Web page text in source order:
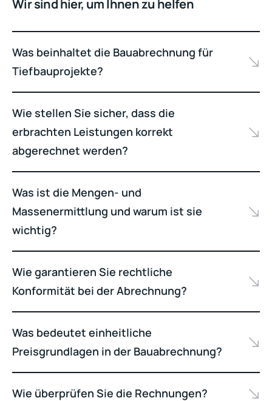
Wir sind hier, um Ihnen zu helfen
Was beinhaltet die Bauabrechnung für
Tiefbauprojekte?
Wie stellen Sie sicher, dass die
erbrachten Leistungen korrekt
abgerechnet werden?
Was ist die Mengen- und
Massenermittlung und warum ist sie
wichtig?
Wie garantieren Sie rechtliche
Konformität bei der Abrechnung?
Was bedeutet einheitliche
Preisgrundlagen in der Bauabrechnung?
Wie überprüfen Sie die Rechnungen?